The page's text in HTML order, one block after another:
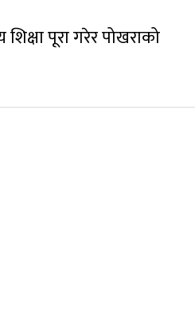
पूरा गरेर पोखराको